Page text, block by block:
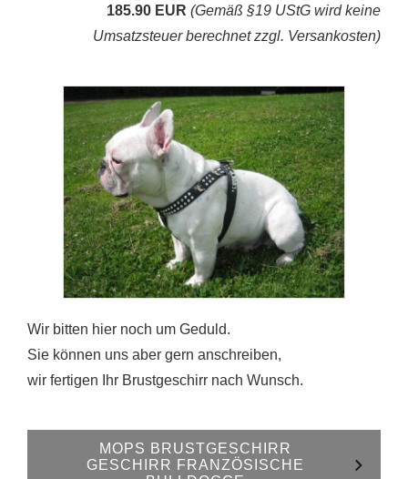
185.90 EUR (Gemäß §19 UStG wird keine
Umsatzsteuer berechnet zzgl. Versankosten)
Wir bitten hier noch um Geduld.
Sie können uns aber gern anschreiben,
wir fertigen Ihr Brustgeschirr nach Wunsch.
MOPS BRUSTGESCHIRR
GESCHIRR FRANZÖSISCHE